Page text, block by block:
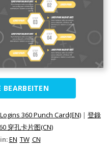
BEARBEITEN
360 Punch Card(EN) | 登錄
穿孔卡片图(CN)
EN TW CN